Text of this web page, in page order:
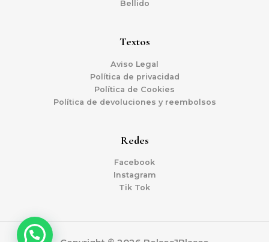
Bellido
Textos
Aviso Legal
Política de privacidad
Política de Cookies
Política de devoluciones y reembolsos
Redes
Facebook
Instagram
Tik Tok